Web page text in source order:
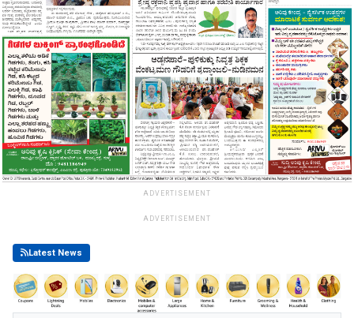
ADVERTISEMENT
ADVERTISEMENT
Latest News